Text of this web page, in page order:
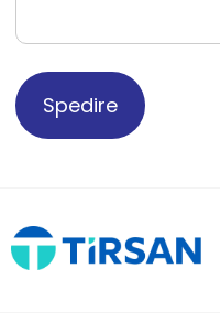
Spedire